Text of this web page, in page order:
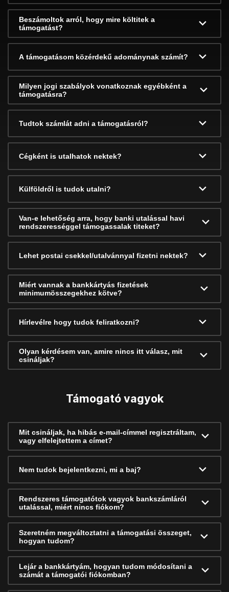
Beszámoltok arról, hogy mire költitek a
támogatást?
A támogatásom közérdekű adománynak számít?
Milyen jogi szabályok vonatkoznak egyébként a
támogatásra?
Tudtok számlát adni a támogatásról?
Cégként is utalhatok nektek?
Külföldről is tudok utalni?
Van-e lehetőség arra, hogy banki utalással havi
rendszerességgel támogassalak titeket?
Lehet postai csekkel/utalvánnyal fizetni nektek?
Miért vannak a bankkártyás fizetések
minimumösszegekhez kötve?
Hírlevélre hogy tudok feliratkozni?
Olyan kérdésem van, amire nincs itt válasz, mit
csináljak?
Támogató vagyok
Mit csináljak, ha hibás e-mail-címmel regisztráltam,
vagy elfelejtettem a címet?
Nem tudok bejelentkezni, mi a baj?
Rendszeres támogatótok vagyok bankszámláról
utalással, miért nincs fiókom?
Szeretném megváltoztatni a támogatási összeget,
hogyan tudom?
Lejár a bankkártyám, hogyan tudom módosítani a
számát a támogatói fiókomban?